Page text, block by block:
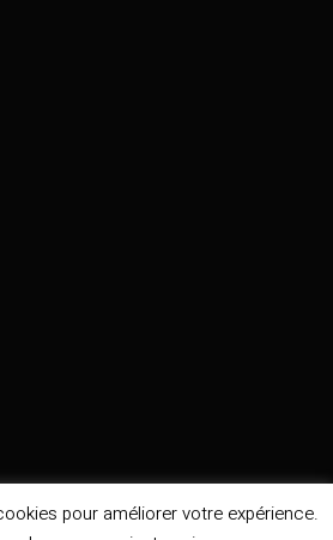
pour améliorer votre expérience.